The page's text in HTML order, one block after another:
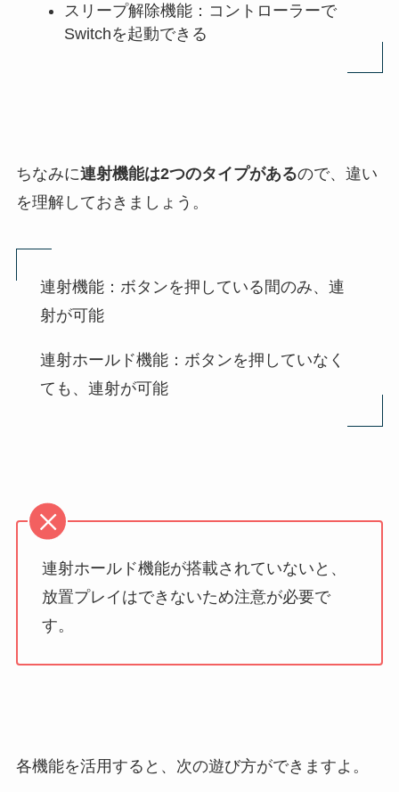
スリープ解除機能：コントローラーで
Switchを起動できる
ちなみに連射機能は2つのタイプがあるので、違い
を理解しておきましょう。
連射機能：ボタンを押している間のみ、連
射が可能
連射ホールド機能：ボタンを押していなく
ても、連射が可能
連射ホールド機能が搭載されていないと、
放置プレイはできないため注意が必要で
す。
各機能を活用すると、次の遊び方ができますよ。